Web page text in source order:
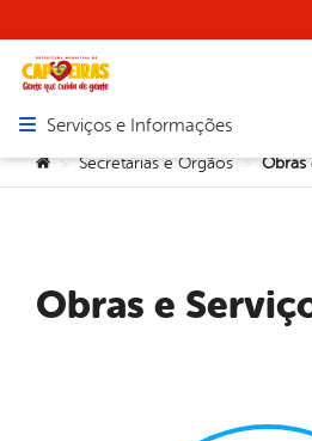
Abrir menu principal de navegação
Serviços e Informações
Você está aqui:
> Secretarias e Orgãos > Obras
Obras e